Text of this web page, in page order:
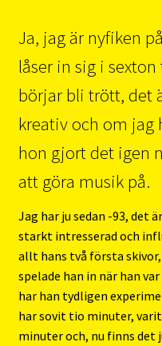
Ja, jag är nyfiken
låser in sig i
börjar bli trött, det
kreativ och om jag
hon gjort det igen
att göra musik på.
Jag har ju sedan -93, det
starkt intresserad och
allt hans två första
spelade han in när han
har han tydligen
har sovit tio minuter,
minuter och, nu finns det